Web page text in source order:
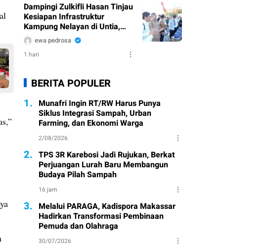
Dampingi Zulkifli Hasan Tinjau
Kesiapan Infrastruktur
Kampung Nelayan di Untia,
Munafri Pastikan Dukungan
Pemkot
ewa pedrosa
1 hari
BERITA POPULER
1. Munafri Ingin RT/RW Harus Punya
Siklus Integrasi Sampah, Urban
Farming, dan Ekonomi Warga
2/08/2026
2. TPS 3R Karebosi Jadi Rujukan, Berkat
Perjuangan Lurah Baru Membangun
Budaya Pilah Sampah
16 jam
3. Melalui PARAGA, Kadispora Makassar
Hadirkan Transformasi Pembinaan
Pemuda dan Olahraga
30/07/2026